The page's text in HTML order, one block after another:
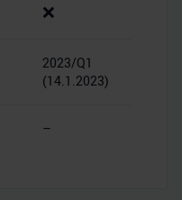
❌
2023/Q1
(14.1.2023)
–